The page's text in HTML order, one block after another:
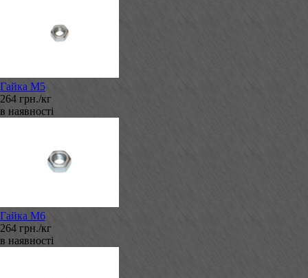
Гайка М5
264 грн./кг
в наявності
Гайка М6
264 грн./кг
в наявності